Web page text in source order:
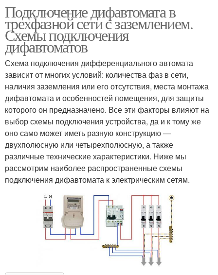
Подключение дифавтомата в
трехфазной сети с заземлением.
Схемы подключения
дифавтоматов
Схема подключения дифференциального автомата
зависит от многих условий: количества фаз в сети,
наличия заземления или его отсутствия, места монтажа
дифавтомата и особенностей помещения, для защиты
которого он предназначено. Все эти факторы влияют на
выбор схемы подключения устройства, да и к тому же
оно само может иметь разную конструкцию —
двухполюсную или четырехполюсную, а также
различные технические характеристики. Ниже мы
рассмотрим наиболее распространенные схемы
подключения дифавтомата к электрическим сетям.